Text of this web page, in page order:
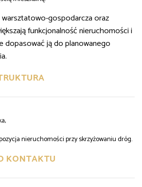
warsztatowo-gospodarcza oraz
funkcjonalność nieruchomości i
dopasować ją do planowanego
nieruchomości przy skrzyżowaniu dróg.
KONTAKTU